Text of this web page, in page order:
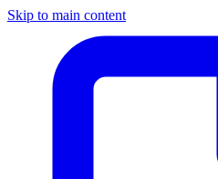
Skip to main content